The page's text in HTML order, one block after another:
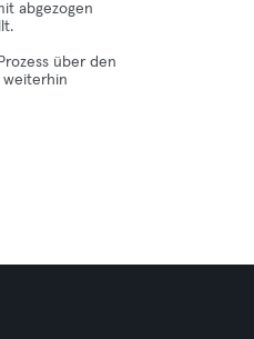
abgezogen
über den